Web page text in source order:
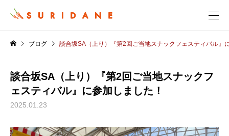
ブログ 談合坂SA（上り）『第2回ご当地スナックフェスティバル』
談合坂SA（上り）『第2回ご当地スナックフ
ェスティバル』に参加しました！
2025.01.23